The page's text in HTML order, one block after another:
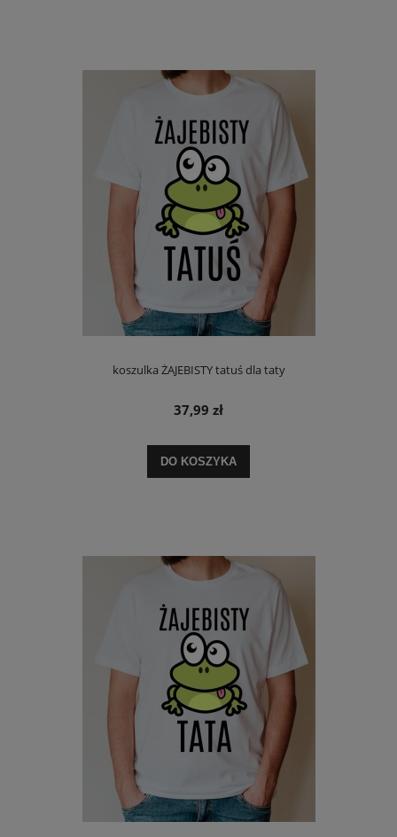
koszulka ŻAJEBISTY tatuś dla taty
37,99 zł
DO KOSZYKA